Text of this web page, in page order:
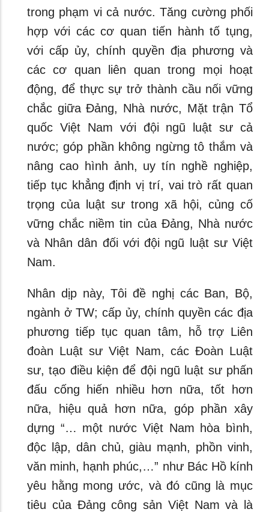
trong phạm vi cả nước. Tăng cường phối
hợp với các cơ quan tiến hành tố tụng,
với cấp ủy, chính quyền địa phương và
các cơ quan liên quan trong mọi hoạt
động, để thực sự trở thành cầu nối vững
chắc giữa Đảng, Nhà nước, Mặt trận Tổ
quốc Việt Nam với đội ngũ luật sư cả
nước; góp phần không ngừng tô thắm và
nâng cao hình ảnh, uy tín nghề nghiệp,
tiếp tục khẳng định vị trí, vai trò rất quan
trọng của luật sư trong xã hội, củng cố
vững chắc niềm tin của Đảng, Nhà nước
và Nhân dân đối với đội ngũ luật sư Việt
Nam.
Nhân dịp này, Tôi đề nghị các Ban, Bộ,
ngành ở TW; cấp ủy, chính quyền các địa
phương tiếp tục quan tâm, hỗ trợ Liên
đoàn Luật sư Việt Nam, các Đoàn Luật
sư, tạo điều kiện để đội ngũ luật sư phấn
đấu cống hiến nhiều hơn nữa, tốt hơn
nữa, hiệu quả hơn nữa, góp phần xây
dựng “… một nước Việt Nam hòa bình,
độc lập, dân chủ, giàu mạnh, phồn vinh,
văn minh, hạnh phúc,…” như Bác Hồ kính
yêu hằng mong ước, và đó cũng là mục
tiêu của Đảng công sản Việt Nam và là